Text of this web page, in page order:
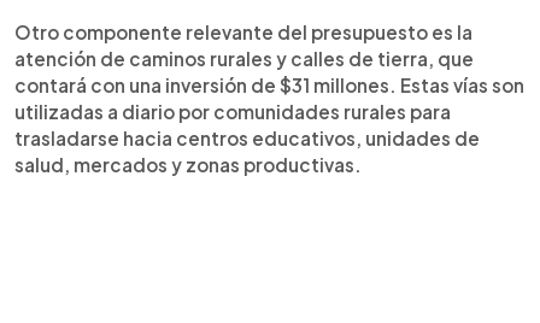
Otro componente relevante del presupuesto es la
atención de caminos rurales y calles de tierra, que
contará con una inversión de $31 millones. Estas vías son
utilizadas a diario por comunidades rurales para
trasladarse hacia centros educativos, unidades de
salud, mercados y zonas productivas.